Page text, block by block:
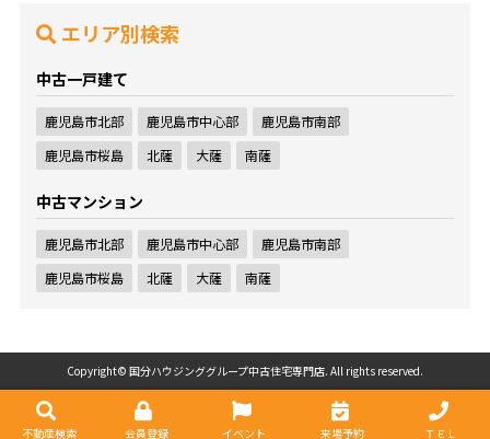
不動産検索 会員登録 イベント 来場予約 ＴＥＬ
エリア別検索
中古一戸建て
鹿児島市北部 鹿児島市中心部
鹿児島市南部
鹿児島市桜島
北薩 大薩 南薩
中古マンション
鹿児島市北部 鹿児島市中心部
鹿児島市南部
鹿児島市桜島
北薩 大薩 南薩
Copyright© 国分ハウジンググループ中古住宅専門店. All rights reserved.